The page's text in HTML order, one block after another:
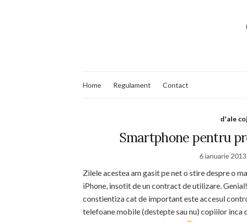
Home Regulament Contact
d'ale
Smartphone pentru
6 ianuarie 2013
Zilele acestea am gasit pe net o stire despre o
iPhone, insotit de un contract de utilizare.
constientiza cat de important este accesul
telefoane mobile (destepte sau nu) copiilor inca